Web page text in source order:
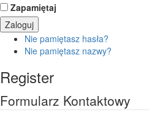
Zapamiętaj
Nie pamiętasz hasła?
Nie pamiętasz nazwy?
Register
Formularz Kontaktowy